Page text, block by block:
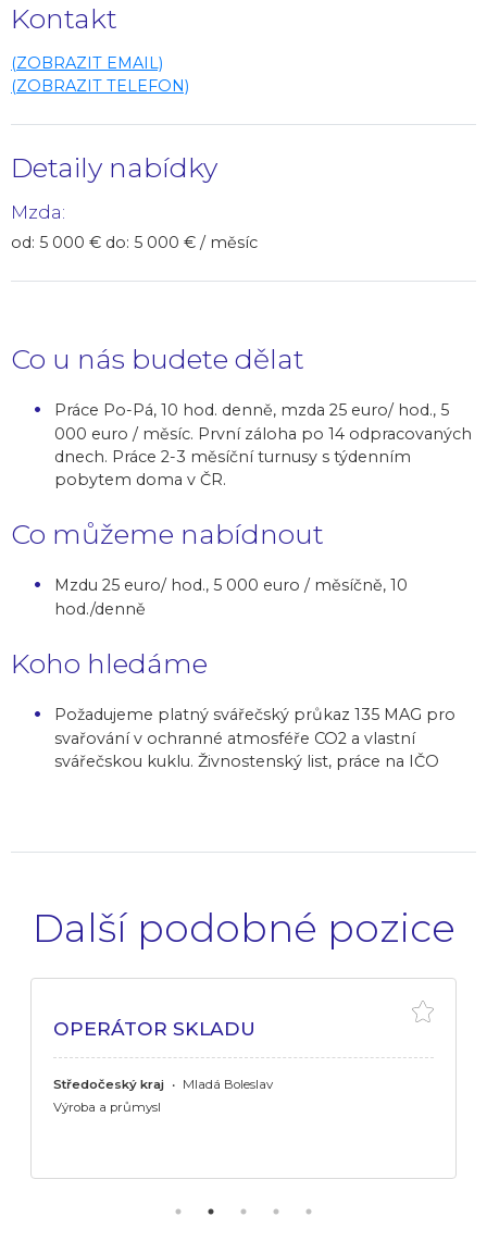
Kontakt
(ZOBRAZIT EMAIL)
(ZOBRAZIT TELEFON)
Detaily nabídky
Mzda:
od: 5 000 € do: 5 000 € / měsíc
Co u nás budete dělat
Práce Po-Pá, 10 hod. denně, mzda 25 euro/ hod., 5
000 euro / měsíc. První záloha po 14 odpracovaných
dnech. Práce 2-3 měsíční turnusy s týdenním
pobytem doma v ČR.
Co můžeme nabídnout
Mzdu 25 euro/ hod., 5 000 euro / měsíčně, 10
hod./denně
Koho hledáme
Požadujeme platný svářečský průkaz 135 MAG pro
svařování v ochranné atmosféře CO2 a vlastní
svářečskou kuklu. Živnostenský list, práce na IČO
Další podobné pozice
OPERÁTOR SKLADU
Středočeský kraj • Mladá Boleslav
Výroba a průmysl